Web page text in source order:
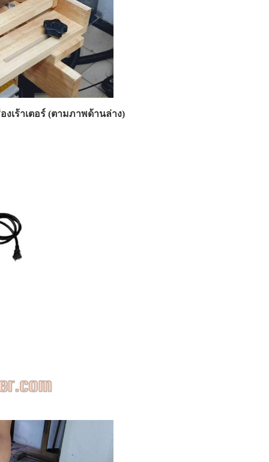
งเร้าเตอร์ (ตามภาพด้านล่าง)